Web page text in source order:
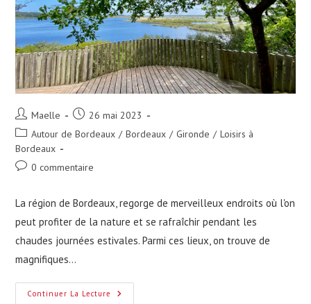
Auteur/autrice
de
la
publication :
Maelle
Publication
publiée :
26 mai 2023
Post
category:
Autour de Bordeaux / Bordeaux / Gironde / Loisirs à
Bordeaux
Commentaires
publication :
0 commentaire
La région de Bordeaux, regorge de merveilleux endroits où l'on
peut profiter de la nature et se rafraîchir pendant les
chaudes journées estivales. Parmi ces lieux, on trouve de
magnifiques…
Continuer La Lecture Top